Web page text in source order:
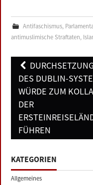
Antifaschismus,
antimuslimische Straftaten,
Post
navigation
DURCHSETZUNG
DES DUBLIN-
WÜRDE ZUM
DER
FÜHREN
KATEGORIEN
Allgemeines